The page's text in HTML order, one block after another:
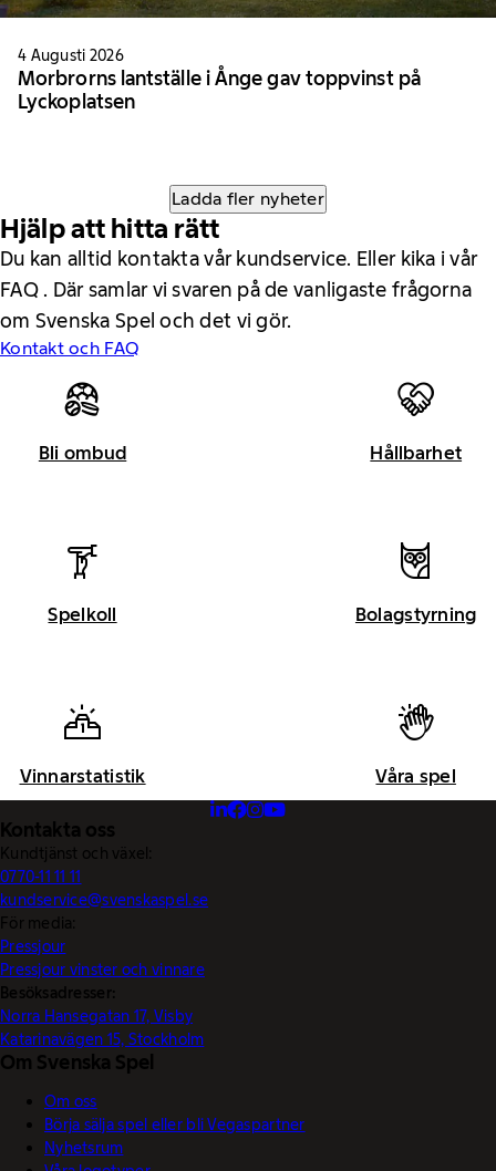
4 Augusti 2026
Morbrorns lantställe i Ånge gav toppvinst på
Lyckoplatsen
Ladda fler nyheter
Hjälp att hitta rätt
Du kan alltid kontakta vår kundservice. Eller kika i vår
FAQ . Där samlar vi svaren på de vanligaste frågorna
om Svenska Spel och det vi gör.
Kontakt och FAQ
Bli ombud Hållbarhet
Spelkoll Bolagstyrning
Vinnarstatistik Våra spel
Kontakta oss
Kundtjänst och växel:
0770-11 11 11
kundservice@svenskaspel.se
För media:
Pressjour
Pressjour vinster och vinnare
Besöksadresser:
Norra Hansegatan 17, Visby
Katarinavägen 15, Stockholm
Om Svenska Spel
Om oss
Börja sälja spel eller bli Vegaspartner
Nyhetsrum